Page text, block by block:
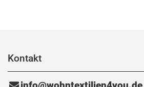
Kontakt